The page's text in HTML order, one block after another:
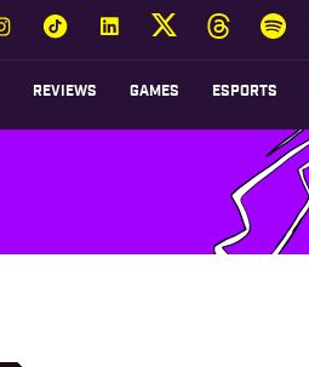
REVIEWS GAMES ESPORTS